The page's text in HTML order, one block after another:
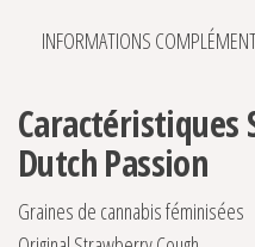
INFORMATIONS
Caractéristiques
Dutch Passion
Graines de cannabis féminisées